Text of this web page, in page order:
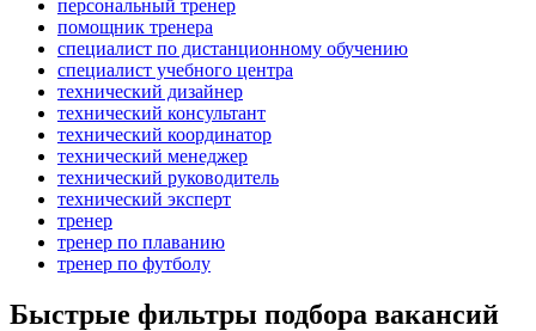
персональный тренер
помощник тренера
специалист по дистанционному обучению
специалист учебного центра
технический дизайнер
технический консультант
технический координатор
технический менеджер
технический руководитель
технический эксперт
тренер
тренер по плаванию
тренер по футболу
Быстрые фильтры подбора вакансий